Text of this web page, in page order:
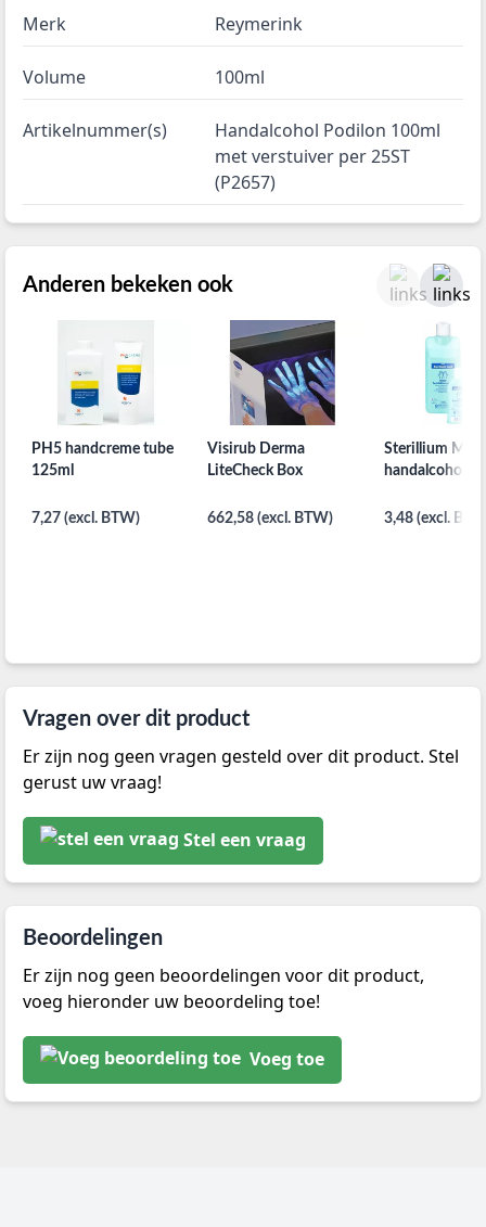
Merk Reymerink
Volume 100ml
Artikelnummer(s)
Handalcohol Podilon 100ml
met verstuiver per 25ST
(P2657)
Anderen bekeken ook
PH5 handcreme tube
125ml
7,27 (excl. BTW)
Visirub Derma
LiteCheck Box
662,58 (excl. BTW)
Sterillium MED
handalcohol
3,48 (excl.
Vragen over dit product
Er zijn nog geen vragen gesteld over dit product. Stel
gerust uw vraag!
Stel een vraag
Beoordelingen
Er zijn nog geen beoordelingen voor dit product,
voeg hieronder uw beoordeling toe!
Voeg toe